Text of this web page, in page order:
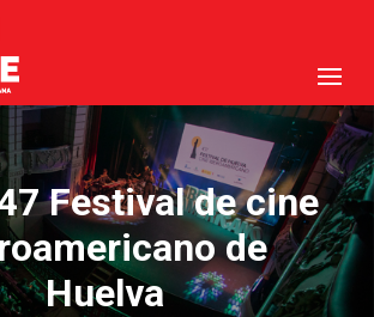
Festival de cine
de
Huelva